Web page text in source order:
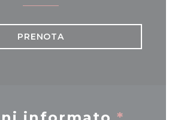
PRENOTA